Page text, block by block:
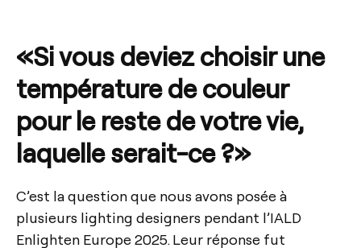
«Si vous deviez choisir une
température de couleur
pour le reste de votre vie,
laquelle serait-ce ?»
C’est la question que nous avons posée à
plusieurs lighting designers pendant l’IALD
Enlighten Europe 2025. Leur réponse fut